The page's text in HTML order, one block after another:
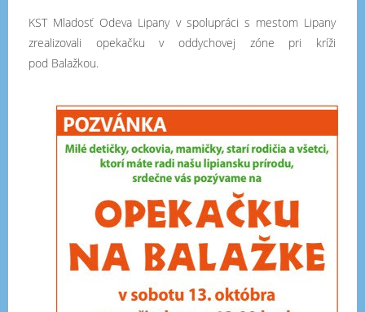
KST Mladosť Odeva Lipany v spolupráci s mestom Lipany
zrealizovali opekačku v oddychovej zóne pri kríži
pod Balažkou.